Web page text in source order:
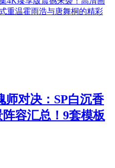
重温霍雨浩与唐舞桐的精彩
师对决：SP白沉香
容汇总！9套模板